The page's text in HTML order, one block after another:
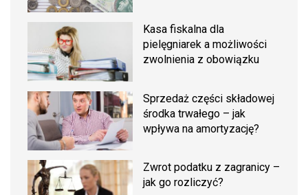
Kasa fiskalna dla
pielęgniarek a możliwości
zwolnienia z obowiązku
Sprzedaż części składowej
środka trwałego – jak
wpływa na amortyzację?
Zwrot podatku z zagranicy –
jak go rozliczyć?